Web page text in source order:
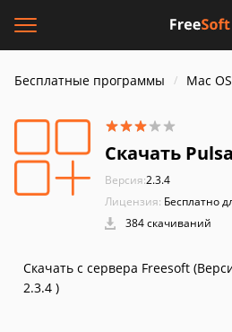
Бесплатные программы Mac OS
Скачать
Версия:2.3.4
Лицензия: Бесплатно
384 скачиваний
Скачать с сервера Freesoft
2.3.4 )